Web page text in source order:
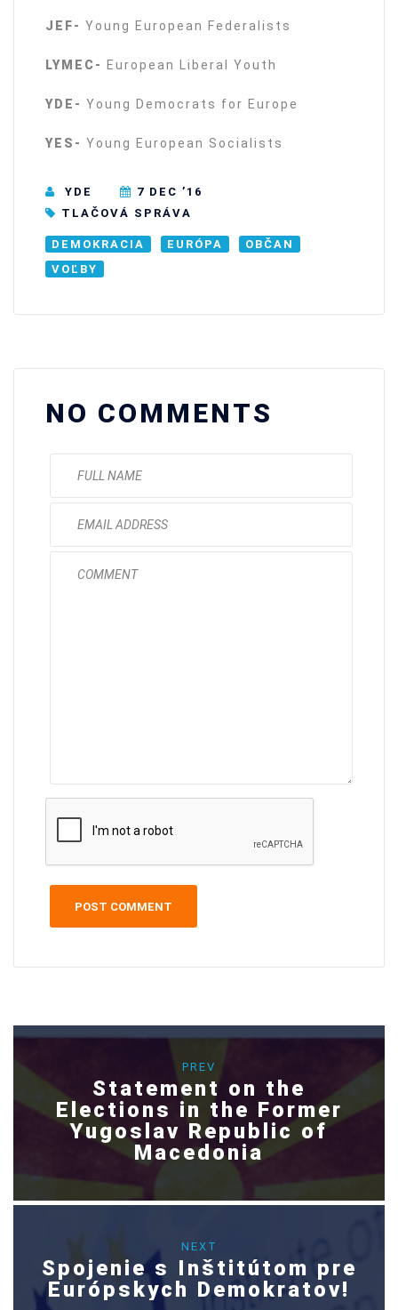
JEF- Young European Federalists
LYMEC- European Liberal Youth
YDE- Young Democrats for Europe
YES- Young European Socialists
YDE
7 DEC ’16
TLAČOVÁ SPRÁVA
DEMOKRACIA EURÓPA
OBČAN
VOĽBY
NO COMMENTS
PREV
Statement on the
Elections in the Former
Yugoslav Republic of
Macedonia
NEXT
Spojenie s Inštitútom pre
Európskych Demokratov!